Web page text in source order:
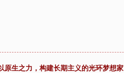
生之力，构建长期主义的光环梦想家